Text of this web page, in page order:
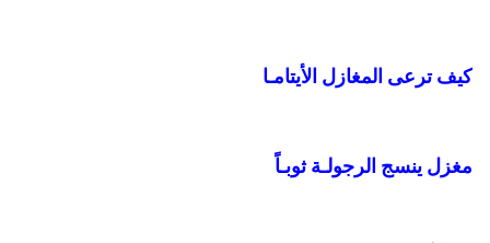
كيف ترعى المغازل الأيتامـا
مغزل ينسج الرجولـة ثوبـاً